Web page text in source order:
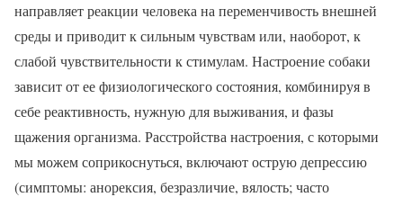
направляет реакции человека на переменчивость внешней
среды и приводит к сильным чувствам или, наоборот, к
слабой чувствительности к стимулам. Настроение собаки
зависит от ее физиологического состояния, комбинируя в
себе реактивность, нужную для выживания, и фазы
щажения организма. Расстройства настроения, с которыми
мы можем соприкоснуться, включают острую депрессию
(симптомы: анорексия, безразличие, вялость; часто